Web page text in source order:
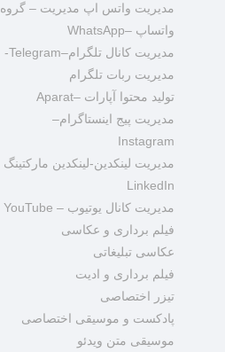
مدیریت واتس اپ مدیریت – گروه
واتساپ –WhatsApp
مدیریت کانال تلگرام–Telegram-
مدیریت ربات تلگرام
تولید محتوا آپارات –Aparat
مدیریت پیج اینستاگرام–
Instagram
مدیریت لینکدین-لینکدین مارکتینگ
LinkedIn
مدیریت کانال یوتیوب – YouTube
فیلم برداری و عکاسی
عکاسی تبلیغاتی
فیلم برداری و ادیت
تیزر اختصاصی
پادکست و موسیقی اختصاصی
موسیقی متن ویدئو